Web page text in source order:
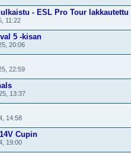
- ESL Pro Tour lakkautettu
11:22
5 -kisan
20:06
22:59
13:37
14:58
Cupin
19:00